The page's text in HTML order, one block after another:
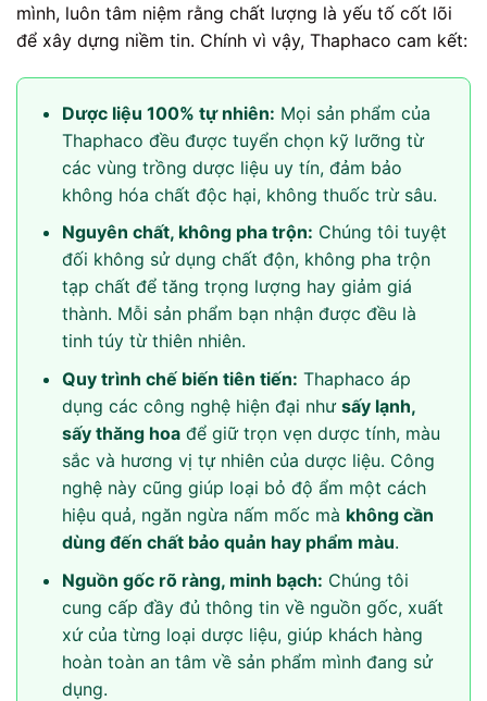
mình, luôn tâm niệm rằng chất lượng là yếu tố cốt lõi
để xây dựng niềm tin. Chính vì vậy, Thaphaco cam kết:
Dược liệu 100% tự nhiên: Mọi sản phẩm của
Thaphaco đều được tuyển chọn kỹ lưỡng từ
các vùng trồng dược liệu uy tín, đảm bảo
không hóa chất độc hại, không thuốc trừ sâu.
Nguyên chất, không pha trộn: Chúng tôi tuyệt
đối không sử dụng chất độn, không pha trộn
tạp chất để tăng trọng lượng hay giảm giá
thành. Mỗi sản phẩm bạn nhận được đều là
tinh túy từ thiên nhiên.
Quy trình chế biến tiên tiến: Thaphaco áp
dụng các công nghệ hiện đại như sấy lạnh,
sấy thăng hoađể giữ trọn vẹn dược tính, màu
sắc và hương vị tự nhiên của dược liệu. Công
nghệ này cũng giúp loại bỏ độ ẩm một cách
hiệu quả, ngăn ngừa nấm mốc mà không cần
dùng đến chất bảo quản hay phẩm màu.
Nguồn gốc rõ ràng, minh bạch: Chúng tôi
cung cấp đầy đủ thông tin về nguồn gốc, xuất
xứ của từng loại dược liệu, giúp khách hàng
hoàn toàn an tâm về sản phẩm mình đang sử
dụng.